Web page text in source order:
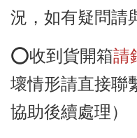
況，如有疑問請
⭕️收到貨開箱請
壞情形請直接聯
協助後續處理）